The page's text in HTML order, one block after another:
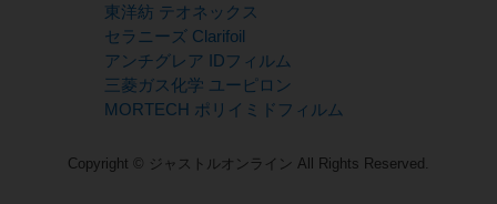
東洋紡 テオネックス
セラニーズ Clarifoil
アンチグレア IDフィルム
三菱ガス化学 ユーピロン
MORTECH ポリイミドフィルム
Copyright © ジャストルオンライン All Rights Reserved.